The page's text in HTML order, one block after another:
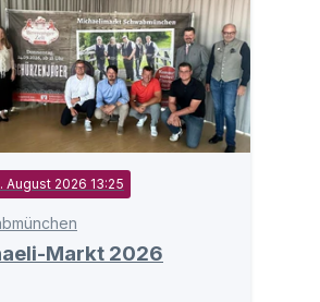
. August 2026 13:25
Markt 2026